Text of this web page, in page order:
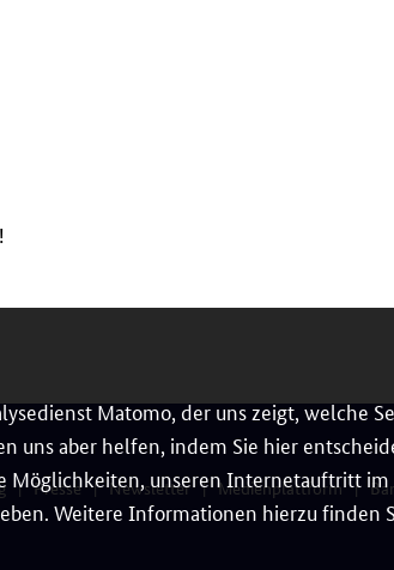
Matomo, der uns zeigt, welche
uns aber helfen, indem Sie hier
Möglichkeiten, unseren Internetauftritt im
Weitere Informationen hierzu finden
Presse Newsletter Medienplattform